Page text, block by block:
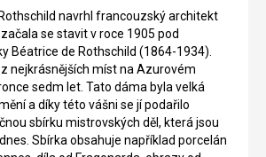
navrhl francouzský architekt
se stavit v roce 1905 pod
Béatrice de Rothschild (1864-1934).
nejkrásnějších míst na Azurovém
sedm let Tato dáma byla velká
a díky této vášni se jípodařilo
sbírku mistrovských děl, která jsou
Sbírka obsahuje například porcelán